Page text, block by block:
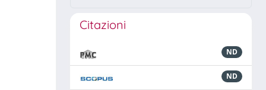
Citazioni
ND
ND